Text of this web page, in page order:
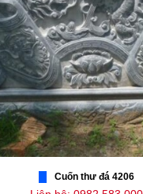
Cuốn thư đá 4206